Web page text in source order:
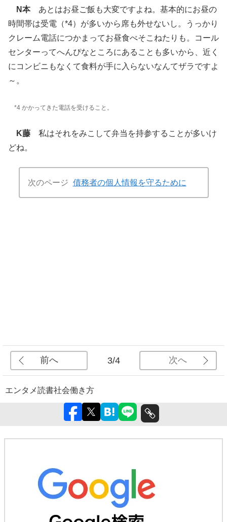
N本 あとはお昼ご飯も大変ですよね。基本的にお昼の
時間帯は受電（*4）が多いから席も外せないし。うっかり
クレーム電話につかまってお昼食べそこねたりも。コール
センターってへんぴなところにあることも多いから、近く
にコンビニもなくて食料が手に入らないなんてザラですよ
～。
*4 かかってきた電話を受けること。
K藤 私はそれをみこして弁当を持参することが多いけ
どね。
次のページ 債務者の個人情報を守るために
前へ 3/4 次へ
エンタメ読書社会働き方